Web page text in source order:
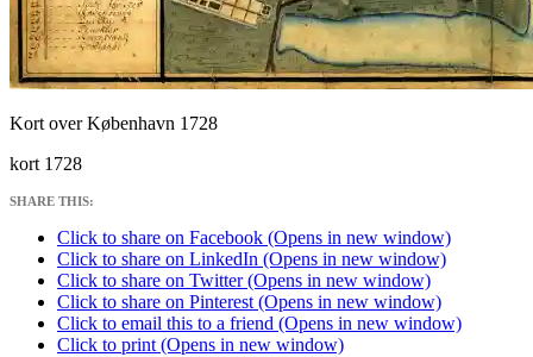
Kort over København 1728
kort 1728
SHARE THIS:
Click to share on Facebook (Opens in new window)
Click to share on LinkedIn (Opens in new window)
Click to share on Twitter (Opens in new window)
Click to share on Pinterest (Opens in new window)
Click to email this to a friend (Opens in new window)
Click to print (Opens in new window)